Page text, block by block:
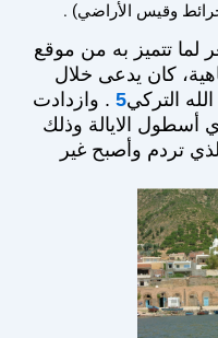
وقيس الأراضي)
لما تتميز به من موقع
كان يدعى خلال
التركي5. وازدادت
أسطول الايالة وذلك
تردم وأصبح غير